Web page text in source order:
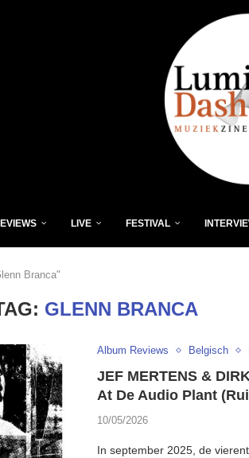
LIVE FESTIVAL
Branca"
GLENN BRANCA
Album Reviews Belgisch
JEF MERTENS &
At De Audio Plant
10/05/2026
In september 2025, de